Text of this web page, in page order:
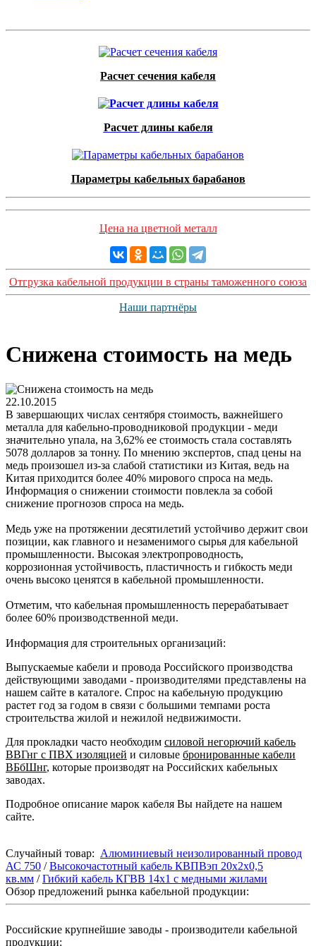
Расчет сечения кабеля
Расчет длины кабеля
Параметры кабельных барабанов
Цена на цветной металл
Отгрузка кабельной продукции в страны таможенного союза
Наши партнёры
Снижена стоимость на медь
22.10.2015
В завершающих числах сентября стоимость, важнейшего
металла для кабельно-проводниковой продукции - меди
значительно упала, на 3,62% ее стоимость стала составлять
5078 долларов за тонну. По мнению экспертов, спад цены на
медь произошел из-за слабой статистики из Китая, ведь на
Китая приходится более 40% мирового спроса на медь.
Информация о снижении стоимости повлекла за собой
снижение прогнозов спроса на медь.
Медь уже на протяжении десятилетий устойчиво держит свои
позиции, как главного и незаменимого сырья для кабельной
промышленности. Высокая электропроводность,
коррозионная устойчивость, пластичность и гибкость меди
очень высоко ценятся в кабельной промышленности.
Отметим, что кабельная промышленность перерабатывает
более 60% производственной меди.
Информация для строительных организаций:
Выпускаемые кабели и провода Российского производства
действующими заводами - производителями представлены на
нашем сайте в каталоге. Спрос на кабельную продукцию
растет год за годом в связи с большими темпами роста
строительства жилой и нежилой недвижимости.
Для прокладки часто необходим силовой негорючий кабель
ВВГнг с ПВХ изоляцией и силовые бронированные кабели
ВБбШнг, которые производят на Российских кабельных
заводах.
Подробное описание марок кабеля Вы найдете на нашем
сайте.
Случайный товар: Алюминиевый неизолированный провод
АС 750 /Высокочастотный кабель КВПВэп 20x2x0,5
кв.мм /Гибкий кабель КГВВ 14х1 с медными жилами
Обзор предложений рынка кабельной продукции:
Российские крупнейшие заводы - производители кабельной
продукции: